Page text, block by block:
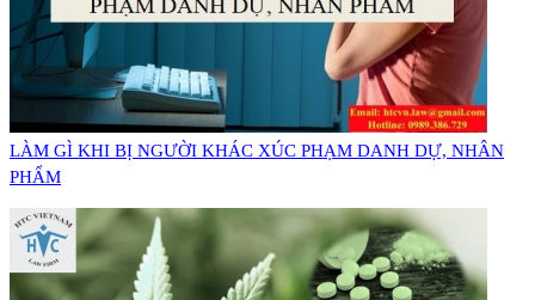
LÀM GÌ KHI BỊ NGƯỜI KHÁC XÚC PHẠM DANH DỰ, NHÂN
PHẨM